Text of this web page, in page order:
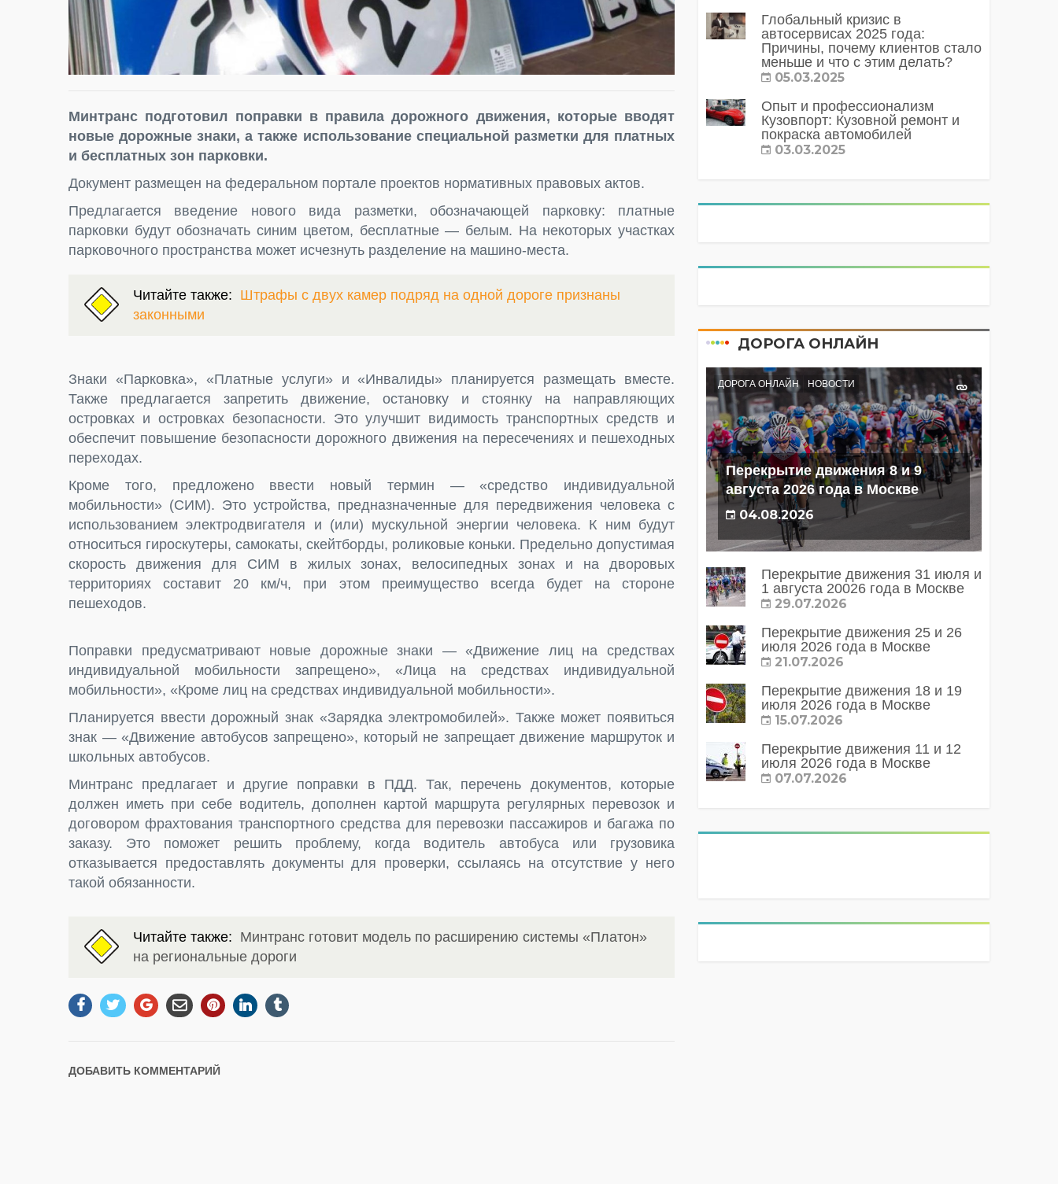
Минтранс подготовил поправки в правила дорожного движения, которые вводят
новые дорожные знаки, а также использование специальной разметки для платных
и бесплатных зон парковки.
Документ размещен на федеральном портале проектов нормативных правовых актов.
Предлагается введение нового вида разметки, обозначающей парковку: платные
парковки будут обозначать синим цветом, бесплатные — белым. На некоторых участках
парковочного пространства может исчезнуть разделение на машино-места.
Читайте также: Штрафы с двух камер подряд на одной дороге признаны
законными
Знаки «Парковка», «Платные услуги» и «Инвалиды» планируется размещать вместе.
Также предлагается запретить движение, остановку и стоянку на направляющих
островках и островках безопасности. Это улучшит видимость транспортных средств и
обеспечит повышение безопасности дорожного движения на пересечениях и пешеходных
переходах.
Кроме того, предложено ввести новый термин — «средство индивидуальной
мобильности» (СИМ). Это устройства, предназначенные для передвижения человека с
использованием электродвигателя и (или) мускульной энергии человека. К ним будут
относиться гироскутеры, самокаты, скейтборды, роликовые коньки. Предельно допустимая
скорость движения для СИМ в жилых зонах, велосипедных зонах и на дворовых
территориях составит 20 км/ч, при этом преимущество всегда будет на стороне
пешеходов.
Поправки предусматривают новые дорожные знаки — «Движение лиц на средствах
индивидуальной мобильности запрещено», «Лица на средствах индивидуальной
мобильности», «Кроме лиц на средствах индивидуальной мобильности».
Планируется ввести дорожный знак «Зарядка электромобилей». Также может появиться
знак — «Движение автобусов запрещено», который не запрещает движение маршруток и
школьных автобусов.
Минтранс предлагает и другие поправки в ПДД. Так, перечень документов, которые
должен иметь при себе водитель, дополнен картой маршрута регулярных перевозок и
договором фрахтования транспортного средства для перевозки пассажиров и багажа по
заказу. Это поможет решить проблему, когда водитель автобуса или грузовика
отказывается предоставлять документы для проверки, ссылаясь на отсутствие у него
такой обязанности.
Читайте также: Минтранс готовит модель по расширению системы «Платон»
на региональные дороги
ДОБАВИТЬ КОММЕНТАРИЙ
Глобальный кризис в
автосервисах 2025 года:
Причины, почему клиентов стало
меньше и что с этим делать?
05.03.2025
Опыт и профессионализм
Кузовпорт: Кузовной ремонт и
покраска автомобилей
03.03.2025
ДОРОГА ОНЛАЙН
ДОРОГА ОНЛАЙН НОВОСТИ
Перекрытие движения 8 и 9
августа 2026 года в Москве
04.08.2026
Перекрытие движения 31 июля и
1 августа 20026 года в Москве
29.07.2026
Перекрытие движения 25 и 26
июля 2026 года в Москве
21.07.2026
Перекрытие движения 18 и 19
июля 2026 года в Москве
15.07.2026
Перекрытие движения 11 и 12
июля 2026 года в Москве
07.07.2026